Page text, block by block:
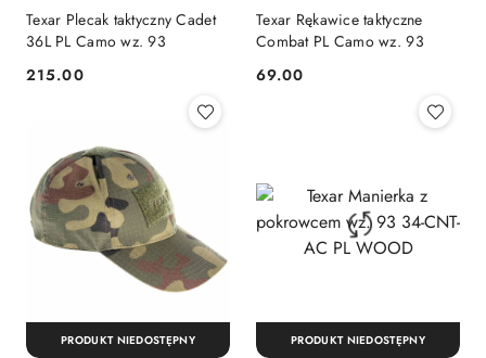
Texar Plecak taktyczny Cadet
36L PL Camo wz. 93
Cena:
215.00
Texar Rękawice taktyczne
Combat PL Camo wz. 93
Cena:
69.00
PRODUKT NIEDOSTĘPNY PRODUKT NIEDOSTĘPNY